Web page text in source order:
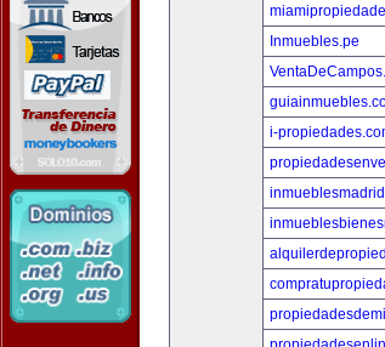
Inmuebles.pe
i-